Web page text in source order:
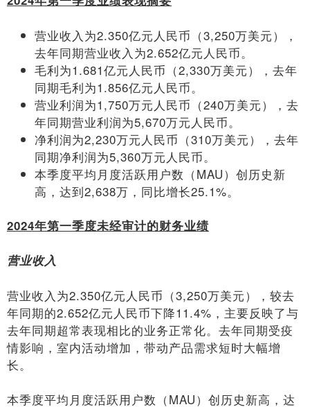
营业收入为2.350亿元人民币（3,250万美元），
去年同期营业收入为2.652亿元人民币。
毛利为1.681亿元人民币（2,330万美元），去年
同期毛利为1.856亿元人民币。
营业利润为1,750万元人民币（240万美元），去
年同期营业利润为5,670万元人民币。
净利润为2,230万元人民币（310万美元），去年
同期净利润为5,360万元人民币。
本季度平均月度活跃用户数（MAU）创历史新
高，达到2,638万，同比增长25.1%。
2024年第一季度未经审计的财务业绩
营业收入
营业收入为2.350亿元人民币（3,250万美元），较去
年同期的2.652亿元人民币下降11.4%，主要反映了与
去年同期超常表现相比的业务正常化。去年同期受疫
情影响，室内活动增加，带动产品需求短时大幅增
长。
本季度平均月度活跃用户数（MAU）创历史新高，达